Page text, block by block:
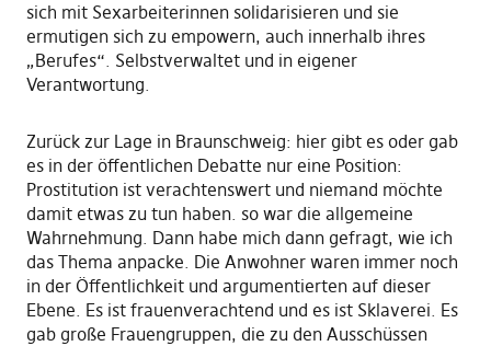
sich mit Sexarbeiterinnen solidarisieren und sie
ermutigen sich zu empowern, auch innerhalb ihres
„Berufes“. Selbstverwaltet und in eigener
Verantwortung.
Zurück zur Lage in Braunschweig: hier gibt es oder gab
es in der öffentlichen Debatte nur eine Position:
Prostitution ist verachtenswert und niemand möchte
damit etwas zu tun haben. so war die allgemeine
Wahrnehmung. Dann habe mich dann gefragt, wie ich
das Thema anpacke. Die Anwohner waren immer noch
in der Öffentlichkeit und argumentierten auf dieser
Ebene. Es ist frauenverachtend und es ist Sklaverei. Es
gab große Frauengruppen, die zu den Ausschüssen